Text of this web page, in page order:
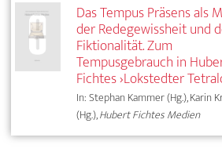
Das Tempus Präsens als
der Redegewissheit und
Fiktionalität. Zum
Tempusgebrauch in
Fichtes ›Lokstedter
In: Stephan Kammer (Hg.), Karin
(Hg.),Hubert Fichtes Medien